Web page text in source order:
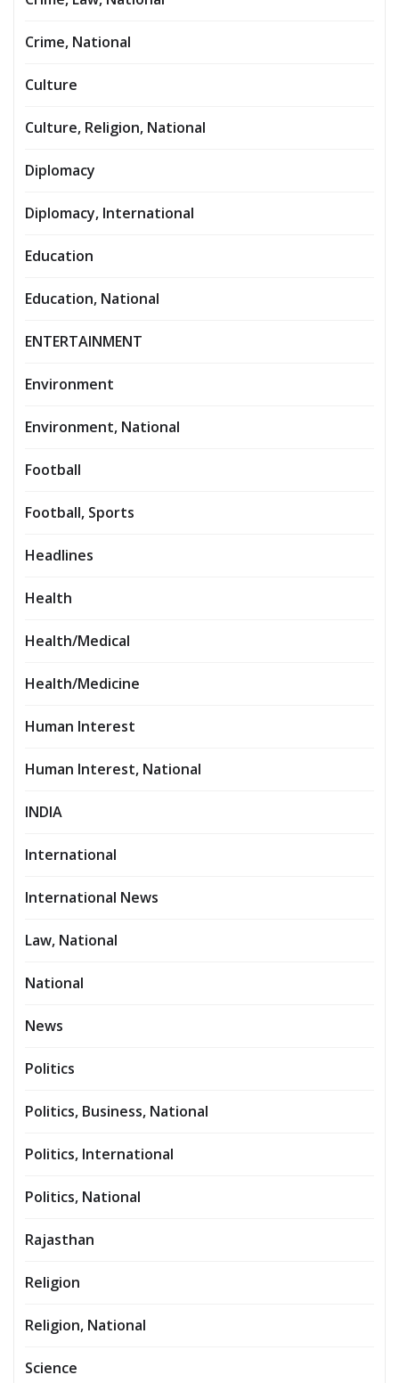
Crime, National
Culture
Culture, Religion, National
Diplomacy
Diplomacy, International
Education
Education, National
ENTERTAINMENT
Environment
Environment, National
Football
Football, Sports
Headlines
Health
Health/Medical
Health/Medicine
Human Interest
Human Interest, National
INDIA
International
International News
Law, National
National
News
Politics
Politics, Business, National
Politics, International
Politics, National
Rajasthan
Religion
Religion, National
Science